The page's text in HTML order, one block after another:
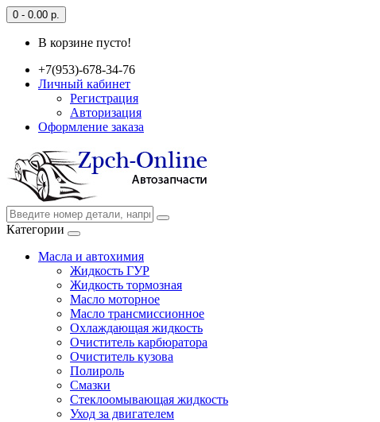
0 - 0.00 р.
В корзине пусто!
+7(953)-678-34-76
Личный кабинет
Регистрация
Авторизация
Оформление заказа
Категории
Масла и автохимия
Жидкость ГУР
Жидкость тормозная
Масло моторное
Масло трансмиссионное
Охлаждающая жидкость
Очиститель карбюратора
Очиститель кузова
Полироль
Смазки
Стеклоомывающая жидкость
Уход за двигателем